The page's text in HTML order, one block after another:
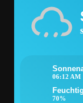
06:12 AM
70%